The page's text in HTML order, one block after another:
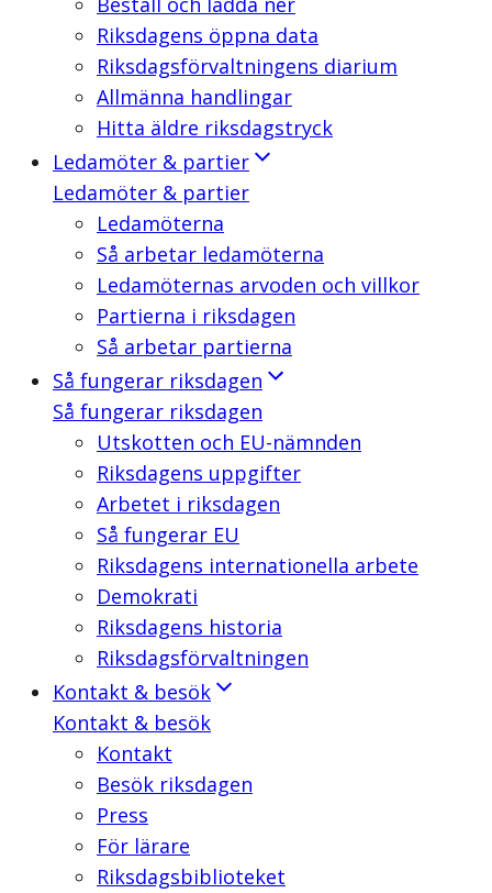
Riksdagens öppna data
Riksdagsförvaltningens diarium
Allmänna handlingar
Hitta äldre riksdagstryck
Ledamöter & partier
Ledamöter & partier
Ledamöterna
Så arbetar ledamöterna
Ledamöternas arvoden och villkor
Partierna i riksdagen
Så arbetar partierna
Så fungerar riksdagen
Så fungerar riksdagen
Utskotten och EU-nämnden
Riksdagens uppgifter
Arbetet i riksdagen
Så fungerar EU
Riksdagens internationella arbete
Demokrati
Riksdagens historia
Riksdagsförvaltningen
Kontakt & besök
Kontakt & besök
Kontakt
Besök riksdagen
Press
För lärare
Riksdagsbiblioteket